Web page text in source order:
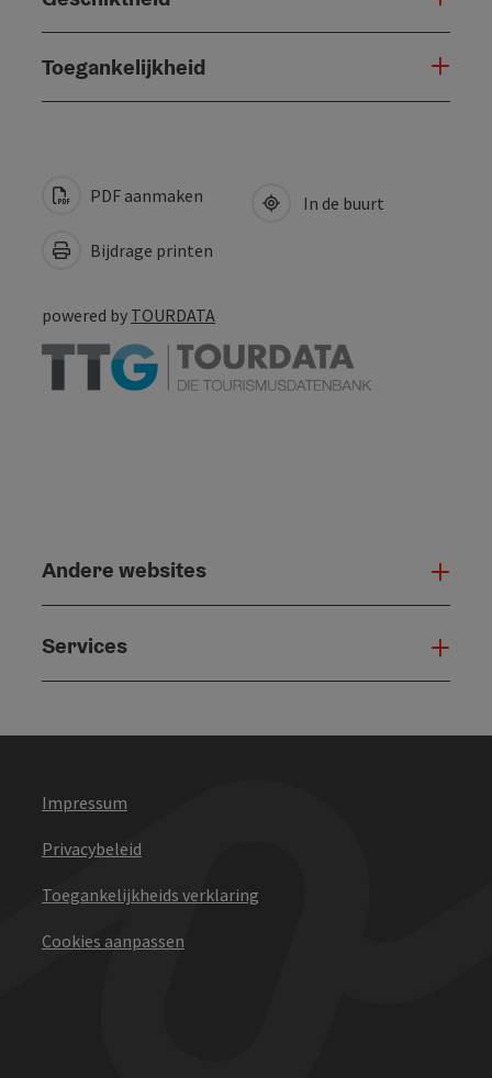
Toegankelijkheid
PDF aanmaken
Bijdrage printen
In de buurt
powered by TOURDATA
Andere websites
Services
Impressum
Privacybeleid
Toegankelijkheids verklaring
Cookies aanpassen